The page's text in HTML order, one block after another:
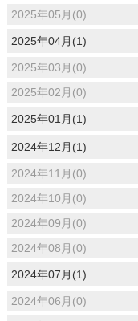
2025年05月(0)
2025年04月(1)
2025年03月(0)
2025年02月(0)
2025年01月(1)
2024年12月(1)
2024年11月(0)
2024年10月(0)
2024年09月(0)
2024年08月(0)
2024年07月(1)
2024年06月(0)